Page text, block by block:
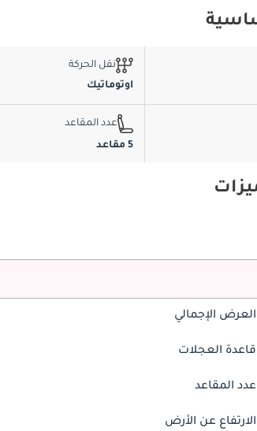
نقل الحركة
اوتوماتيك
عدد المقاعد
5 مقاعد
العرض الإجمالي
قاعدة العجلات
عدد المقاعد
الارتفاع عن الأرض